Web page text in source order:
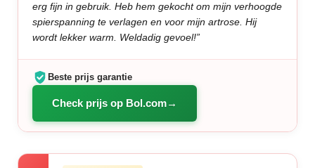
erg fijn in gebruik. Heb hem gekocht om mijn verhoogde
spierspanning te verlagen en voor mijn artrose. Hij
wordt lekker warm. Weldadig gevoel!”
Beste prijs garantie
Check prijs op Bol.com